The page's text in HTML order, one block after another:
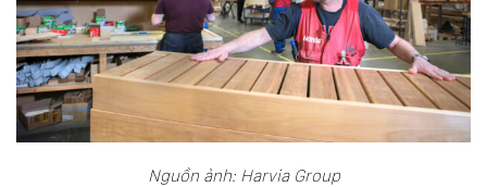
Nguồn ảnh: Harvia Group